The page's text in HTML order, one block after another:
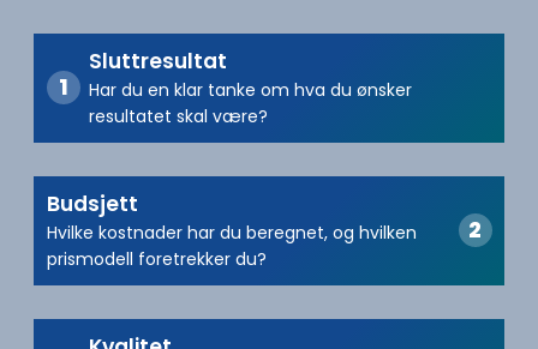
Sluttresultat
Har du en klar tanke om hva du ønsker
resultatet skal være?
Budsjett
Hvilke kostnader har du beregnet, og hvilken
prismodell foretrekker du?